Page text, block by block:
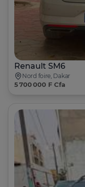
Renault SM6
Nord foire, Dakar
5 700 000 F Cfa